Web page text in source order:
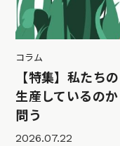
コラム
【特集】私たち
生産しているの
問う
2026.07.22